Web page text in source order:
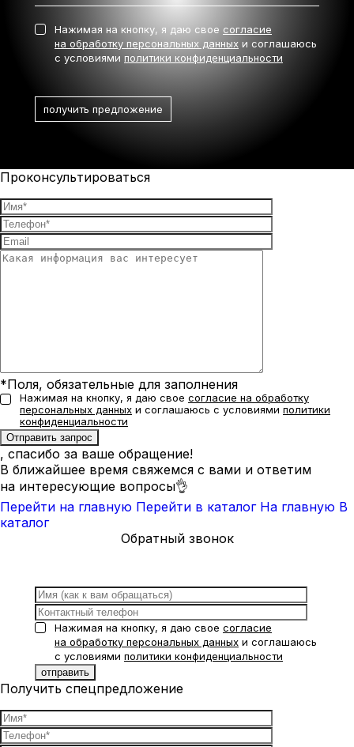
Нажимая на кнопку, я даю свое согласие
на обработку персональных данных и соглашаюсь
с условиями политики конфиденциальности
Проконсультироваться
*Поля, обязательные для заполнения
Нажимая на кнопку, я даю свое согласие на обработку
персональных данных и соглашаюсь с условиями политики
конфиденциальности
, спасибо за ваше обращение!
В ближайшее время свяжемся с вами и ответим
на интересующие вопросы👌
Перейти на главную Перейти в каталог На главную В
каталог
Обратный звонок
Нажимая на кнопку, я даю свое согласие
на обработку персональных данных и соглашаюсь
с условиями политики конфиденциальности
Получить спецпредложение